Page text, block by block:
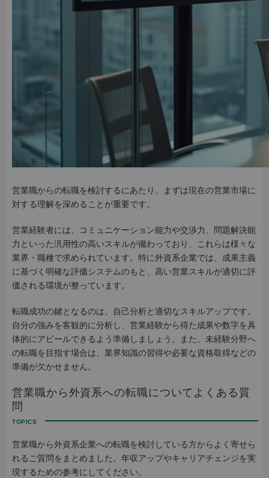
営業職からの転職を検討するにあたり、まずは現在の営業市場に
対する理解を深めることが重要です。
営業経験者には、コミュニケーション能力や交渉力、問題解決能
力といった汎用性の高いスキルが備わっており、これらは様々な
業界・職種で求められています。特に外資系企業では、成果主義
に基づく明確な評価システムのもと、高い営業スキルが適切に評
価される環境が整っています。
転職成功の鍵となるのは、自己分析と適切なスキルアップです。
自分の強みを客観的に分析し、営業経験から得た成果や数字を具
体的にアピールできるよう準備しましょう。また、未経験分野へ
の転職を目指す場合は、業界知識の習得や必要な資格取得などの
準備が欠かせません。
営業職から外資系への転職についてよくある質
問
営業職から外資系企業への転職を検討している方からよく寄せら
れるご質問をまとめました。年収アップやキャリアチェンジを実
現するための参考にしてください。